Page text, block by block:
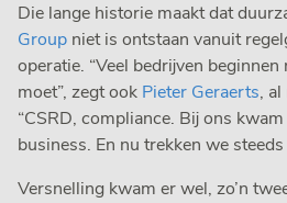
Die lange historie maakt dat
Group niet is ontstaan vanuit
operatie. “Veel bedrijven
moet”, zegt ook Pieter Geraerts,
“CSRD, compliance. Bij ons
business. En nu trekken we
Versnelling kwam er wel, zo’n